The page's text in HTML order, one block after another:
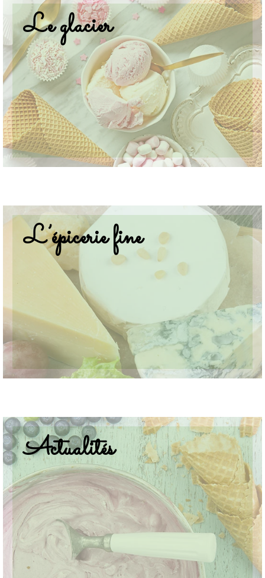
Le glacier
L’épicerie fine
Actualités